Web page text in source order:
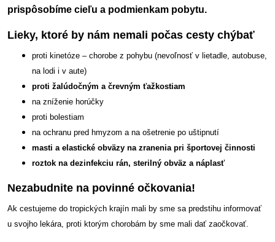
prispôsobíme cieľu a podmienkam pobytu.
Lieky, ktoré by nám nemali počas cesty chýbať
proti kinetóze – chorobe z pohybu (nevoľnosť v lietadle, autobuse,
na lodi i v aute)
proti žalúdočným a črevným ťažkostiam
na zníženie horúčky
proti bolestiam
na ochranu pred hmyzom a na ošetrenie po uštipnutí
masti a elastické obväzy na zranenia pri športovej činnosti
roztok na dezinfekciu rán, sterilný obväz a náplasť
Nezabudnite na povinné očkovania!
Ak cestujeme do tropických krajín mali by sme sa predstihu informovať
u svojho lekára, proti ktorým chorobám by sme mali dať zaočkovať.